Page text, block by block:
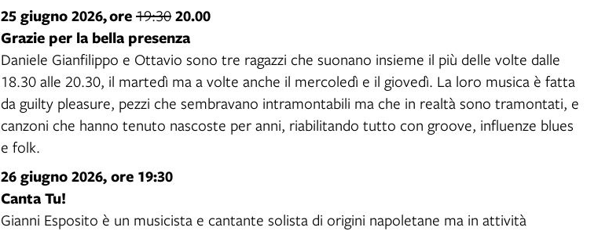
25 giugno 2026,ore 19:30 20.00
Grazie per la bella presenza
Daniele Gianfilippo e Ottavio sono tre ragazzi che suonano insieme il più delle volte dalle
18.30 alle 20.30, il martedì ma a volte anche il mercoledì e il giovedì. La loro musica è fatta
da guilty pleasure, pezzi che sembravano intramontabili ma che in realtà sono tramontati, e
canzoni che hanno tenuto nascoste per anni, riabilitando tutto con groove, influenze blues
e folk.
26 giugno 2026, ore 19:30
Canta Tu!
Gianni Esposito è un musicista e cantante solista di origini napoletane ma in attività